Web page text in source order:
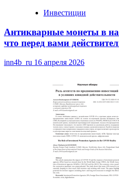
Инвестиции
Антикварные монеты в
что перед вами
inn4b_ru 16 апреля 2026